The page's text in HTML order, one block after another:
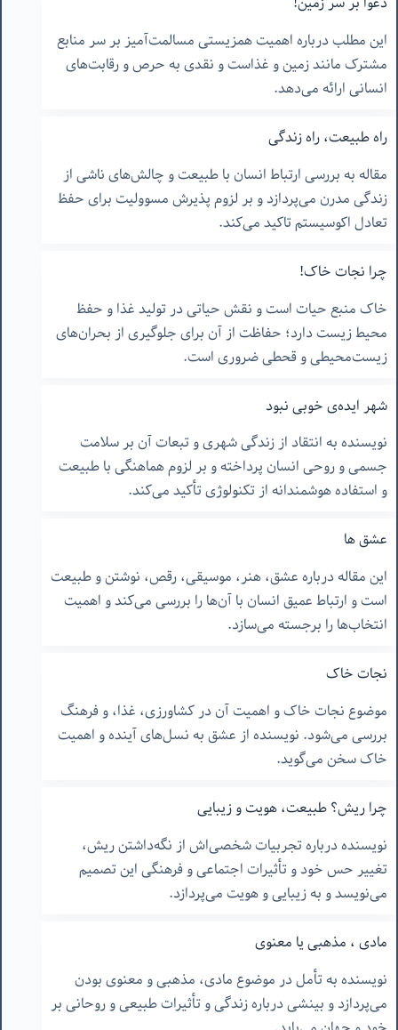
این مطلب درباره اهمیت همزیستی مسالمت‌آمیز بر سر منابع
مشترک مانند زمین و غذاست و نقدی به حرص و رقابت‌های
انسانی ارائه می‌دهد.
راه طبیعت، راه زندگی
مقاله به بررسی ارتباط انسان با طبیعت و چالش‌های ناشی از
زندگی مدرن می‌پردازد و بر لزوم پذیرش مسوولیت برای حفظ
تعادل اکوسیستم تاکید می‌کند.
چرا نجات خاک!
خاک منبع حیات است و نقش حیاتی در تولید غذا و حفظ
محیط زیست دارد؛ حفاظت از آن برای جلوگیری از بحران‌های
زیست‌محیطی و قحطی ضروری است.
شهر ایده‌ی خوبی نبود
نویسنده به انتقاد از زندگی شهری و تبعات آن بر سلامت
جسمی و روحی انسان پرداخته و بر لزوم هماهنگی با طبیعت
و استفاده هوشمندانه از تکنولوژی تأکید می‌کند.
عشق ها
این مقاله درباره عشق، هنر، موسیقی، رقص، نوشتن و طبیعت
است و ارتباط عمیق انسان با آن‌ها را بررسی می‌کند و اهمیت
انتخاب‌ها را برجسته می‌سازد.
نجات خاک
موضوع نجات خاک و اهمیت آن در کشاورزی، غذا، و فرهنگ
بررسی می‌شود. نویسنده از عشق به نسل‌های آینده و اهمیت
خاک سخن می‌گوید.
چرا ریش؟ طبیعت، هویت و زیبایی
نویسنده درباره تجربیات شخصی‌اش از نگه‌داشتن ریش،
تغییر حس خود و تأثیرات اجتماعی و فرهنگی این تصمیم
می‌نویسد و به زیبایی و هویت می‌پردازد.
مادی ، مذهبی یا معنوی
نویسنده به تأمل در موضوع مادی، مذهبی و معنوی بودن
می‌پردازد و بینشی درباره زندگی و تأثیرات طبیعی و روحانی بر